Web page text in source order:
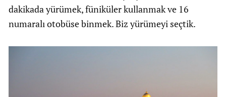
dakikada yürümek, füniküler kullanmak ve 16
numaralı otobüse binmek. Biz yürümeyi seçtik.